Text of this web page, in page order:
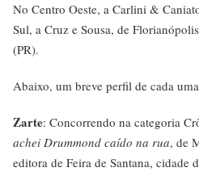
No Centro Oeste, a Carlini &
Sul, a Cruz e Sousa, de
(PR).
Abaixo, um breve perfil de cada
Zarte: Concorrendo na categoria
achei Drummond caído na rua, de
editora de Feira de Santana, cidade